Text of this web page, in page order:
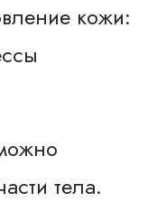
кожи:
тела.